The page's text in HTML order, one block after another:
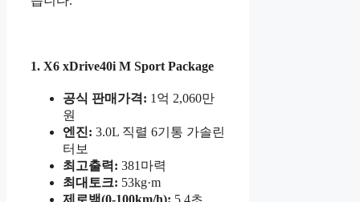
1. X6 xDrive40i M Sport Package
공식 판매가격: 1억 2,060만
원
엔진: 3.0L 직렬 6기통 가솔린
터보
최고출력: 381마력
최대토크: 53kg·m